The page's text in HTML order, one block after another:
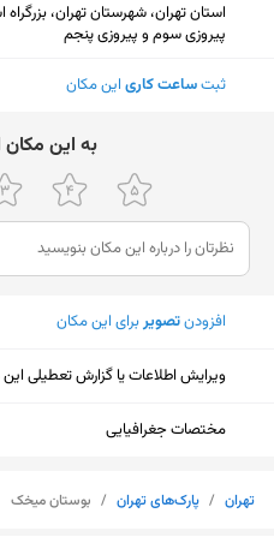
استان تهران، شهرستان تهران،
پیروزی سوم و پیروزی پنجم
ثبتساعت کاری این مکان
ﺑﻪ اﯾﻦ ﻣﮑﺎن
افزودنتصویربرای این مکان
ویرایش اطلاعات یا گزارش تعطیلی
مختصات جغرافیایی
تهران / پارک‌های تهران / بوستان میخک